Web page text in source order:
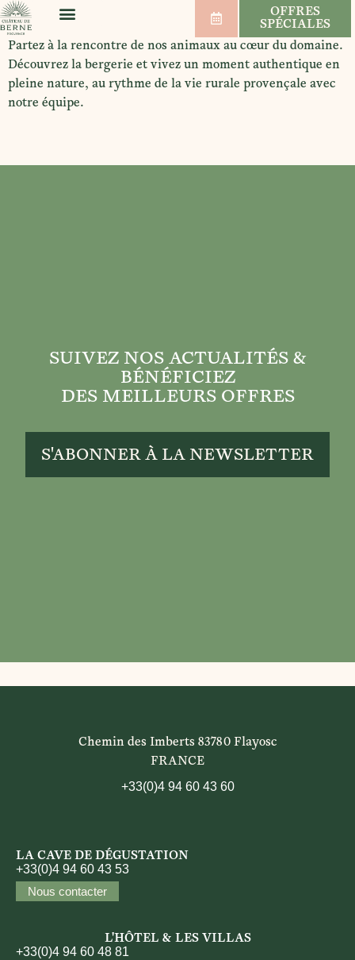
OFFRES
SPÉCIALES
Partez à la rencontre de nos animaux au cœur du domaine.
Découvrez la bergerie et vivez un moment authentique en
pleine nature, au rythme de la vie rurale provençale avec
notre équipe.
SUIVEZ NOS ACTUALITÉS &
BÉNÉFICIEZ
DES MEILLEURS OFFRES
S'ABONNER À LA NEWSLETTER
Chemin des Imberts 83780 Flayosc
FRANCE
+33(0)4 94 60 43 60
LA CAVE DE DÉGUSTATION
+33(0)4 94 60 43 53
Nous contacter
L'HÔTEL & LES VILLAS
+33(0)4 94 60 48 81